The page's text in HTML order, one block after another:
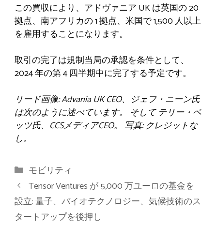
この買収により、アドヴァニア UK は英国の 20
拠点、南アフリカの 1 拠点、米国で 1,500 人以上
を雇用することになります。
取引の完了は規制当局の承認を条件として、
2024 年の第 4 四半期中に完了する予定です。
リード画像:Advania UK CEO、ジェフ・ニーン氏
は次のように述べています。 そして テリー・ベ
ッツ氏、CCSメディアCEO。 写真: クレジットな
し。
カ
テ
ゴ
リ
ー
モビリティ
Tensor Ventures が 5,000 万ユーロの基金を
設立: 量子、バイオテクノロジー、気候技術のス
タートアップを後押し